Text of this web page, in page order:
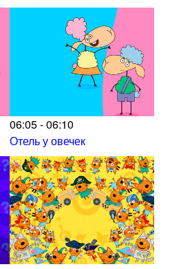
06:05 - 06:10
Отель у овечек